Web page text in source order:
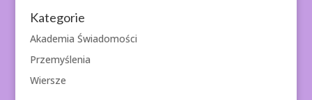
Kategorie
Akademia Świadomości
Przemyślenia
Wiersze